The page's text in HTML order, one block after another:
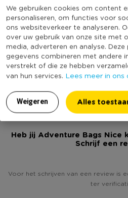
We gebruiken cookies om content
personaliseren, om functies voor
ons websiteverkeer te analyseren.
over uw gebruik van onze site met
media, adverteren en analyse.
gegevens combineren met andere
verstrekt of die ze hebben
van hun services. Lees meer in ons
Weigeren Alles
Kleur
Productlengte (cm)
Merk
Sluiting
Duurzaamheidsscore
Heb jij Adventure Bags Nice
Schrijf een
Voor het schrijven van een review is
ter